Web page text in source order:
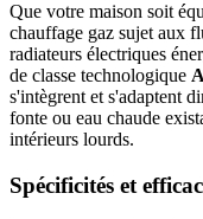
Que votre maison soit
chauffage gaz sujet aux
radiateurs électriques
de classe technologique
s'intègrent et s'adaptent
fonte ou eau chaude
intérieurs lourds.
Spécificités et